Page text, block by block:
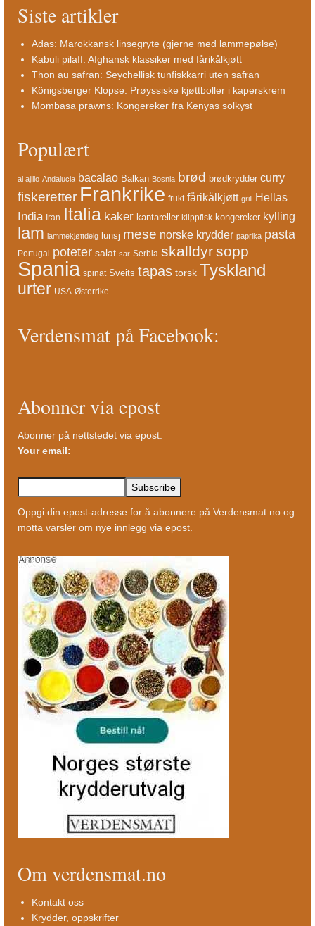
Siste artikler
Adas: Marokkansk linsegryte (gjerne med lammepølse)
Kabuli pilaff: Afghansk klassiker med fårikålkjøtt
Thon au safran: Seychellisk tunfiskkarri uten safran
Königsberger Klopse: Prøyssiske kjøttboller i kaperskrem
Mombasa prawns: Kongereker fra Kenyas solkyst
Populært
al ajillo Andalucia bacalao Balkan Bosnia brød brødkrydder curry
fiskeretter Frankrike frukt fårikålkjøtt grill Hellas
India Iran Italia kaker kantareller klippfisk kongereker kylling
lam lammekjøttdeig lunsj mese norske krydder paprika pasta
Portugal poteter salat sar Serbia skalldyrsopp
Spania spinat Sveits tapas torsk Tyskland
urter USA Østerrike
Verdensmat på Facebook:
Abonner via epost
Abonner på nettstedet via epost.
Your email:
Oppgi din epost-adresse for å abonnere på Verdensmat.no og
motta varsler om nye innlegg via epost.
Om verdensmat.no
Kontakt oss
Krydder, oppskrifter